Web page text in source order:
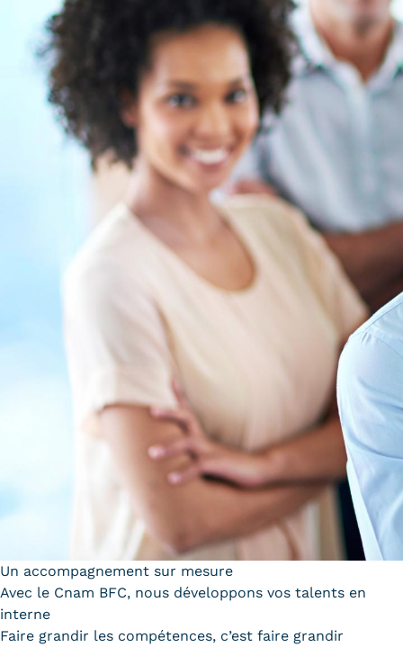
Modalités d'enseignement
Formation en présentiel
Alternance
Enseignement à distance
Validation des Acquis de
l'Expérience (VAE)
Validation des études
supérieures (VES)
Validation des acquis
professionnels et personnels
(VAPP)
Infos pratiques
Discrimination/égalité/mixité
Handi'Cnam
Témoignages
Un accompagnement sur mesure
Avec le Cnam BFC, nous développons vos talents en
interne
Faire grandir les compétences, c’est faire grandir